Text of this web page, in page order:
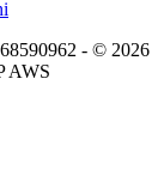
- © 2026
AWS